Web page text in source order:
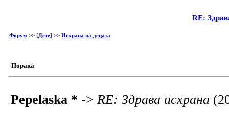
RE:
Форум >> [Дете] >> Исхрана на децата
Порака
Pepelaska * -> RE: Здрава исхрана